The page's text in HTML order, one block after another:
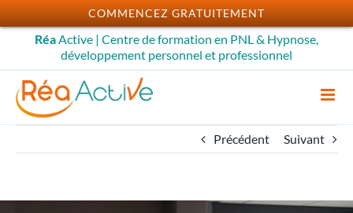
Passer
au
contenu
RéaActive | Centre de formation en PNL & Hypnose,
développement personnel et professionnel
Précédent Suivant
COMMENCEZ GRATUITEMENT